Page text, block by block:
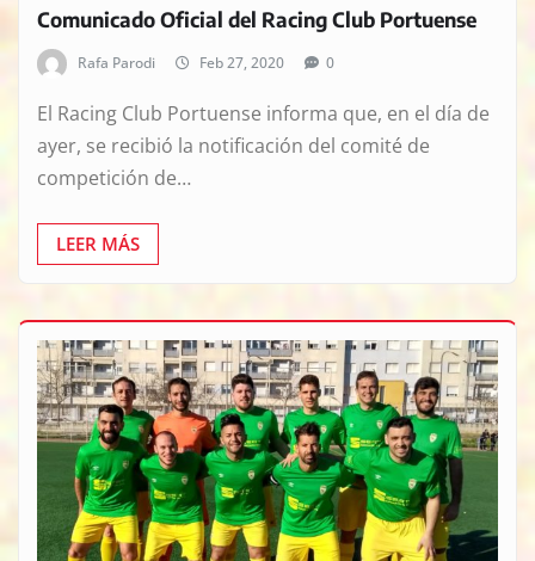
Comunicado Oficial del Racing Club Portuense
Rafa Parodi Feb 27, 2020 0
El Racing Club Portuense informa que, en el día de
ayer, se recibió la notificación del comité de
competición de…
LEER MÁS